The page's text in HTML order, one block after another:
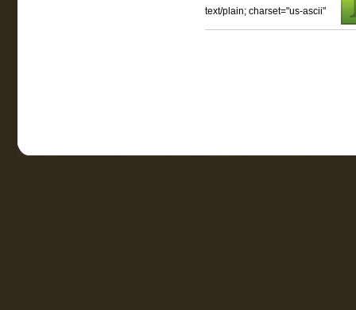
text/plain; charset="us-ascii"